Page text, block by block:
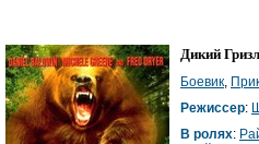
Дикий
Боевик
Режиссер:
В ролях: